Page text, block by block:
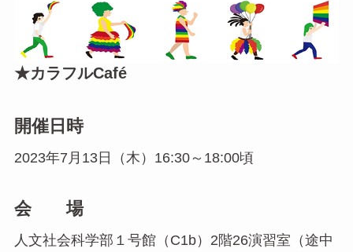
★カラフルCafé
開催日時
2023年7月13日（木）16:30～18:00頃
会 場
人文社会科学部１号館（C1b）2階26演習室（途中